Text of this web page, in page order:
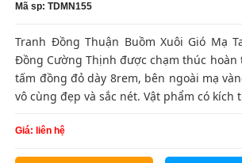
Mã sp: TDMN155
Tranh Đồng Thuận Buồm Xuôi Gió Mạ
Đồng Cường Thịnh được chạm thúc hoàn
tấm đồng đỏ dày 8rem, bên ngoài mạ
vô cùng đẹp và sắc nét. Vật phẩm có kích
Giá: liên hệ